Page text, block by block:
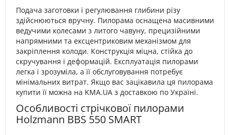
Подача заготовки і регулювання глибини різу
здійснюються вручну. Пилорама оснащена масивними
ведучими колесами з литого чавуну, прецизійними
напрямними та ексцентриковим механізмом для
закріплення колоди. Конструкція міцна, стійка до
скручування і деформацій. Експлуатація пилорами
легка і зрозуміла, а її обслуговування потребує
мінімальних витрат. Якщо вас зацікавила ця пилорама
купити її можна на KMA.UA з доставкою по Україні.
Особливості стрічкової пилорами
Holzmann BBS 550 SMART